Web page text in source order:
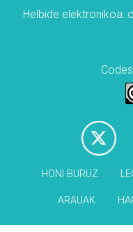
Helbide elektronikoa:
HONI BURUZ
ARAUAK